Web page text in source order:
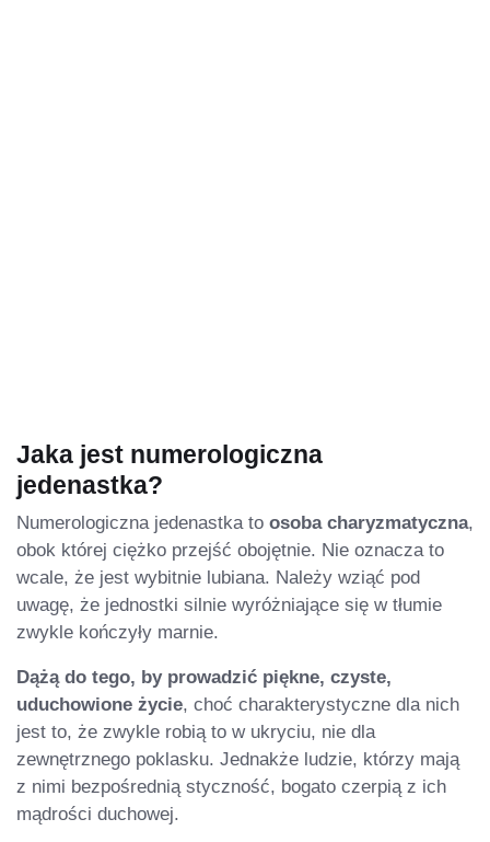
Jaka jest numerologiczna
jedenastka?
Numerologiczna jedenastka to osoba charyzmatyczna,
obok której ciężko przejść obojętnie. Nie oznacza to
wcale, że jest wybitnie lubiana. Należy wziąć pod
uwagę, że jednostki silnie wyróżniające się w tłumie
zwykle kończyły marnie.
Dążą do tego, by prowadzić piękne, czyste,
uduchowione życie, choć charakterystyczne dla nich
jest to, że zwykle robią to w ukryciu, nie dla
zewnętrznego poklasku. Jednakże ludzie, którzy mają
z nimi bezpośrednią styczność, bogato czerpią z ich
mądrości duchowej.